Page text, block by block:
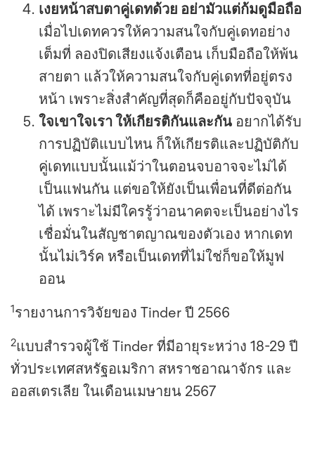
เงยหน้าสบตาคู่เดทด้วย อย่ามัวแต่ก้มดูมือถือ
เมื่อไปเดทควรให้ความสนใจกับคู่เดทอย่าง
เต็มที่ ลองปิดเสียงแจ้งเตือน เก็บมือถือให้พ้น
สายตา แล้วให้ความสนใจกับคู่เดทที่อยู่ตรง
หน้า เพราะสิ่งสำคัญที่สุดก็คืออยู่กับปัจจุบัน
ใจเขาใจเรา ให้เกียรติกันและกัน อยากได้รับ
การปฏิบัติแบบไหน ก็ให้เกียรติและปฏิบัติกับ
คู่เดทแบบนั้นแม้ว่าในตอนจบอาจจะไม่ได้
เป็นแฟนกัน แต่ขอให้ยังเป็นเพื่อนที่ดีต่อกัน
ได้ เพราะไม่มีใครรู้ว่าอนาคตจะเป็นอย่างไร
เชื่อมั่นในสัญชาตญาณของตัวเอง หากเดท
นั้นไม่เวิร์ค หรือเป็นเดทที่ไม่ใช่ก็ขอให้มูฟ
ออน
1รายงานการวิจัยของ Tinder ปี 2566
2แบบสำรวจผู้ใช้ Tinder ที่มีอายุระหว่าง 18-29 ปี
ทั่วประเทศสหรัฐอเมริกา สหราชอาณาจักร และ
ออสเตรเลีย ในเดือนเมษายน 2567